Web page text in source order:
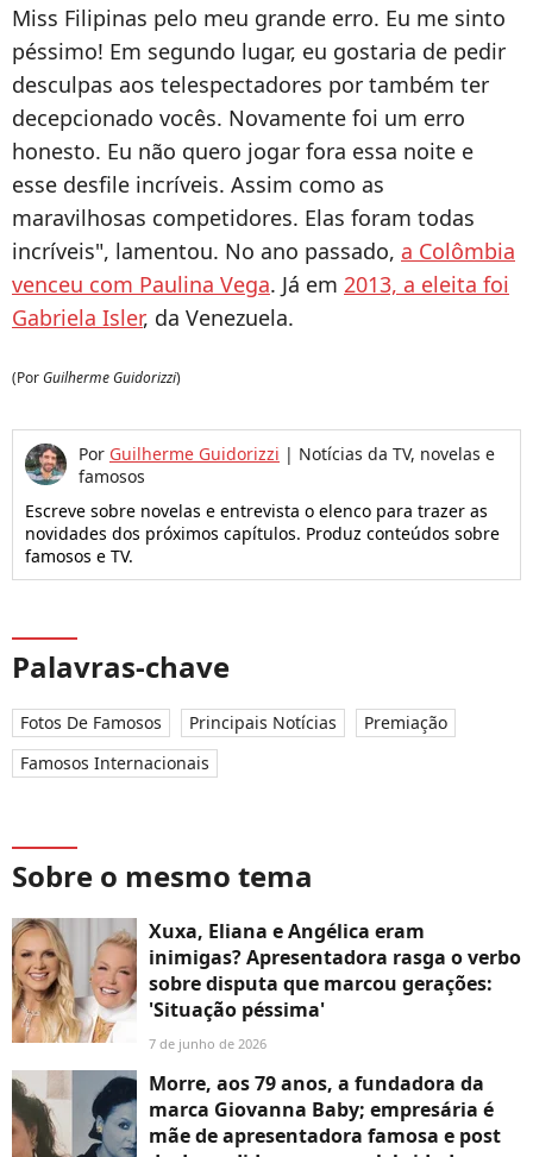
Miss Filipinas pelo meu grande erro. Eu me sinto
péssimo! Em segundo lugar, eu gostaria de pedir
desculpas aos telespectadores por também ter
decepcionado vocês. Novamente foi um erro
honesto. Eu não quero jogar fora essa noite e
esse desfile incríveis. Assim como as
maravilhosas competidores. Elas foram todas
incríveis", lamentou. No ano passado, a Colômbia
venceu com Paulina Vega. Já em 2013, a eleita foi
Gabriela Isler, da Venezuela.
(PorGuilherme Guidorizzi)
Por Guilherme Guidorizzi | Notícias da TV, novelas e
famosos
Escreve sobre novelas e entrevista o elenco para trazer as
novidades dos próximos capítulos. Produz conteúdos sobre
famosos e TV.
Palavras-chave
Fotos De Famosos Principais Notícias
Premiação
Famosos Internacionais
Sobre o mesmo tema
Xuxa, Eliana e Angélica eram
inimigas? Apresentadora rasga o verbo
sobre disputa que marcou gerações:
'Situação péssima'
7 de junho de 2026
Morre, aos 79 anos, a fundadora da
marca Giovanna Baby; empresária é
mãe de apresentadora famosa e post